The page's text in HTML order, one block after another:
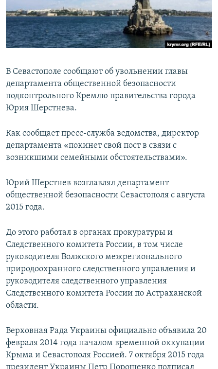
ПОБЕДИТЕЛЕЙ НЕ СУДЯТ?
КРЫМ.НЕПОКОРЕННЫЙ
ELIFBE
ПРИСОЕДИНЯЙТЕСЬ!
Все сайты RFE/RL
В Севастополе сообщают об увольнении главы
департамента общественной безопасности
подконтрольного Кремлю правительства города
Юрия Шерстнева.
Как сообщает пресс-служба ведомства, директор
департамента «покинет свой пост в связи с
возникшими семейными обстоятельствами».
Юрий Шерстнев возглавлял департамент
общественной безопасности Севастополя с августа
2015 года.
До этого работал в органах прокуратуры и
Следственного комитета России, в том числе
руководителя Волжского межрегионального
природоохранного следственного управления и
руководителя следственного управления
Следственного комитета России по Астраханской
области.
Верховная Рада Украины официально объявила 20
февраля 2014 года началом временной оккупации
Крыма и Севастополя Россией. 7 октября 2015 года